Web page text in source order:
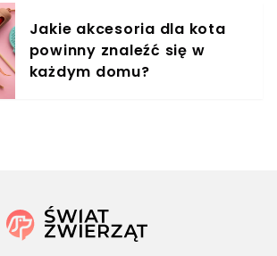
Jakie akcesoria dla kota
powinny znaleźć się w
każdym domu?